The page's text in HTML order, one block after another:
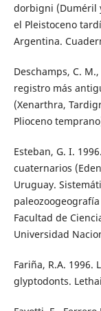
dorbigni (Duméril
el Pleistoceno
Argentina.
Deschamps, C.
registro más
(Xenarthra,
Plioceno
Esteban, G. I.
cuaternarios
Uruguay.
Facultad de
Universidad
Fariña, R.A.
glyptodonts.